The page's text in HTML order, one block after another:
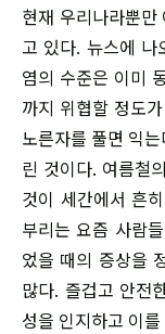
현재 우리나라뿐
고 있다. 뉴스에 나
염의 수준은 이미
까지 위협할 정도
노른자를 풀면 익
린 것이다. 여름철
것이 세간에서 흔
부리는 요즘 사람
었을 때의 증상을
많다. 즐겁고 안전
성을 인지하고 이